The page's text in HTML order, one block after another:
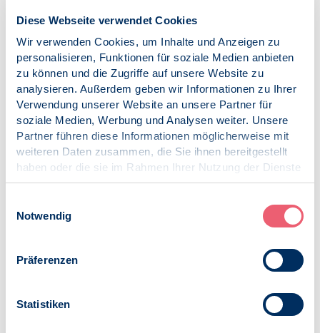
Diese Webseite verwendet Cookies
Wir verwenden Cookies, um Inhalte und Anzeigen zu
personalisieren, Funktionen für soziale Medien anbieten
zu können und die Zugriffe auf unsere Website zu
analysieren. Außerdem geben wir Informationen zu Ihrer
Verwendung unserer Website an unsere Partner für
soziale Medien, Werbung und Analysen weiter. Unsere
Partner führen diese Informationen möglicherweise mit
weiteren Daten zusammen, die Sie ihnen bereitgestellt
haben oder die sie im Rahmen Ihrer Nutzung der Dienste
gesammelt haben.
Notwendig
Präferenzen
Statistiken
verkehrspsychologischen Beratung bzw. einer
Verkehrstherapie gearbeitet.
2. Voraussetzungen
Bachelor und Master jeweils in Psychologie oder Diplom
in Psychologie.
Die Tätigkeit als Gutachter erfordert derzeit noch zwei
Jahre berufliche Praxis als Psychologe oder Psychologin
und eine ungefähr einjährige berufsbegleitende
3. Wichtigste Kompetenzen
Diagnostik hier vor allem in dem Bereich der
(Kraft-)Fahreignungsdiagnostik und Bereitschaft zur
anerkannten Begutachtungsstelle für Fahreignung